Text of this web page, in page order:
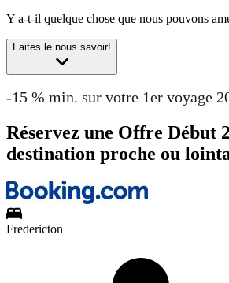
Y a-t-il quelque chose que nous pouvons
Faites le nous savoir!
-15 % min. sur votre 1er voyage
Réservez une Offre Début
destination proche ou
Fredericton